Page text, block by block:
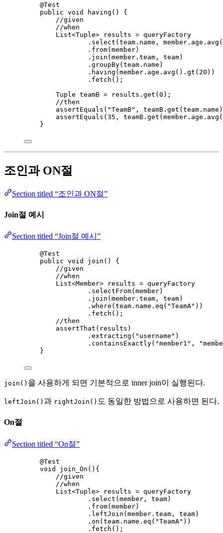
@Test
public void having ()
{
//given
//when
List<Tuple> results = queryFactory
. select ( team . name , member . age . avg
. from( member)
. join ( member . team , team)
. groupBy( team . name )
. having ( member . age . avg () . gt ( 20 ))
. fetch () ;
Tuple teamB = results . get ( 0 ) ;
//then
assertEquals ( "TeamB" , teamB .get ( team . name
assertEquals ( 35 , teamB .get ( member . age .avg
}
조인과 ON절
Section titled “조인과 ON절”
Join절 예시
Section titled “Join절 예시”
@Test
public void join ()
{
//given
//when
List<Member> results = queryFactory
. selectFrom( member)
. join ( member . team , team)
. where ( team . name . eq ( "TeamA" ))
. fetch () ;
//then
assertThat ( results )
. extracting ( " username " )
. containsExactly( "member1 " , "
}
join() 을 사용하게 되면 기본적으로 inner join이 실행된다.
leftJoin() 과 rightJoin() 도 동일한 방법으로 사용하면 된다.
On절
Section titled “On절”
@Test
void
join_On () {
//given
//when
List<Tuple> results = queryFactory
. select (member, team)
. from(member)
. leftJoin (member . team , team)
. on (team . name . eq ( "TeamA" ))
. fetch () ;